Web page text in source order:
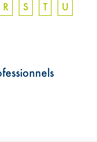
R S T
U